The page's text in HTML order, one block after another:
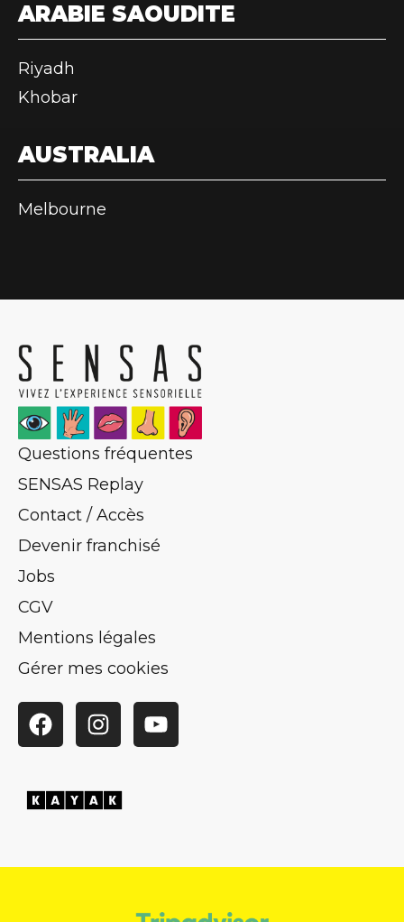
ARABIE SAOUDITE
Riyadh
Khobar
AUSTRALIA
Melbourne
Questions fréquentes
SENSAS Replay
Contact / Accès
Devenir franchisé
Jobs
CGV
Mentions légales
Gérer mes cookies
FacebookInstagramYouTube